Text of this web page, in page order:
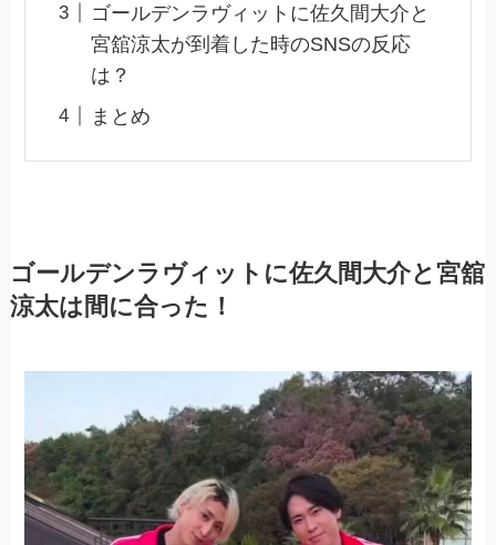
ゴールデンラヴィットに佐久間大介と
宮舘涼太が到着した時のSNSの反応
は？
まとめ
ゴールデンラヴィットに佐久間大介と宮舘
涼太は間に合った！